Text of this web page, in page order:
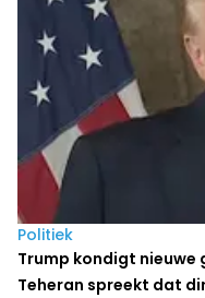
Politiek
Trump kondigt nieuwe
Teheran spreekt dat